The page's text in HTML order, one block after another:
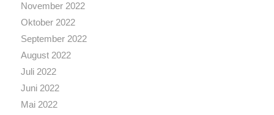
November 2022
Oktober 2022
September 2022
August 2022
Juli 2022
Juni 2022
Mai 2022